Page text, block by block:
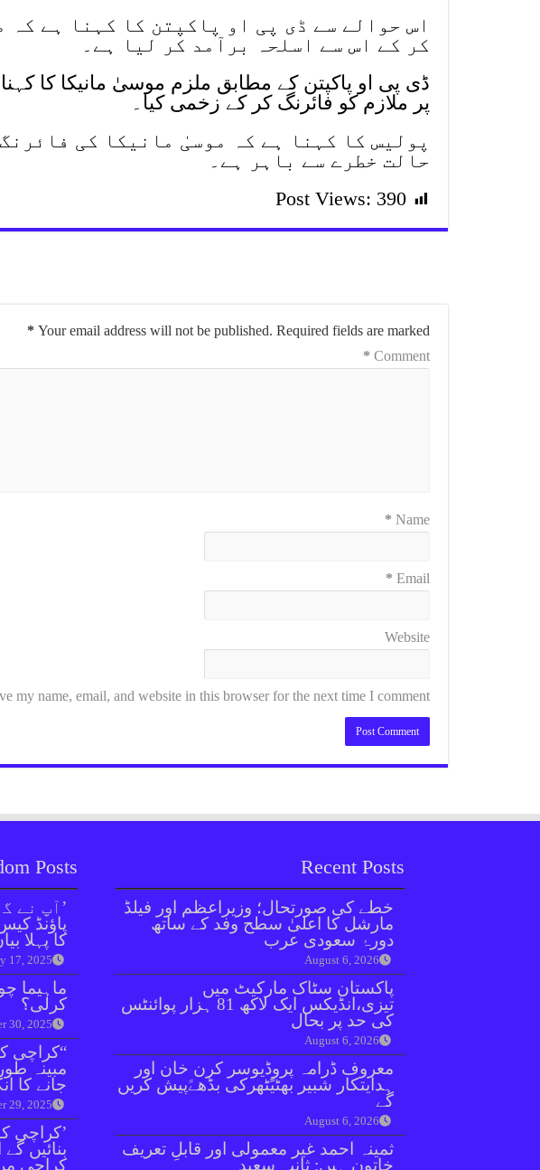
اس حوالے سے ڈی پی او پاکپتن کا کہنا ہے کہ
کر کے اس سے اسلحہ برآمد کر لیا ہے۔
ڈی پی او پاکپتن کے مطابق ملزم موسیٰ مانیکا کا
پر ملازم کو فائرنگ کر کے زخمی کیا۔
پولیس کا کہنا ہے کہ موسیٰ مانیکا کی
حالت خطرے سے باہر ہے۔
Post Views: 390
Your email address will not be published. Required fields are marked
*
Comment
*
Name
*
Email
*
Website
my name, email, and website in this browser for the next time I comment.
Posts
پاؤنڈ
کا پہلا
17, 2025
ماہیما
کرلی؟
30, 2025
“کراچی
جانے کا
29, 2025
’کراچی
بنائیں
کراچی
Recent Posts
خطے کی صورتحال؛ وزیراعظم اور فیلڈ
مارشل کا اعلیٰ سطح وفد کے ساتھ
دورۂ سعودی عرب
August 6, 2026
پاکستان سٹاک مارکیٹ میں
تیزی،انڈیکس ایک لاکھ 81 ہزار پوائنٹس
کی حد پر بحال
August 6, 2026
معروف ڈرامہ پروڈیوسر کرن خان اور
ہدایتکار شبیر بھٹیًٹھرکی بڈھےًپیش کریں
گے
August 6, 2026
ثمینہ احمد غیر معمولی اور قابلِ تعریف
خاتون ہیں: ثانیہ سعید